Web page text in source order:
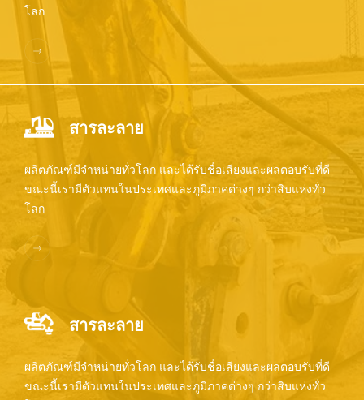
โลก
สารละลาย
ผลิตภัณฑ์มีจำหน่ายทั่วโลก และได้รับชื่อเสียงและผลตอบรับที่ดี
ขณะนี้เรามีตัวแทนในประเทศและภูมิภาคต่างๆ กว่าสิบแห่งทั่ว
โลก
สารละลาย
ผลิตภัณฑ์มีจำหน่ายทั่วโลก และได้รับชื่อเสียงและผลตอบรับที่ดี
ขณะนี้เรามีตัวแทนในประเทศและภูมิภาคต่างๆ กว่าสิบแห่งทั่ว